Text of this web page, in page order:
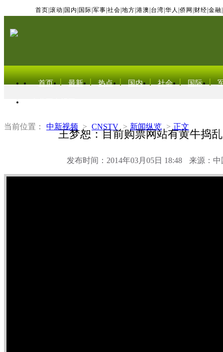
首页 滚动 国内 国际 军事 社会 地方 港澳 台湾 华人 侨网 财经 金融
首页 最新 热点 国内 社会 国际
当前位置： 中新视频 > CNSTV > 新闻纵览 > 正文
王梦恕：目前购票网站有黄牛捣
发布时间：2014年03月05日 18:48 来源：中